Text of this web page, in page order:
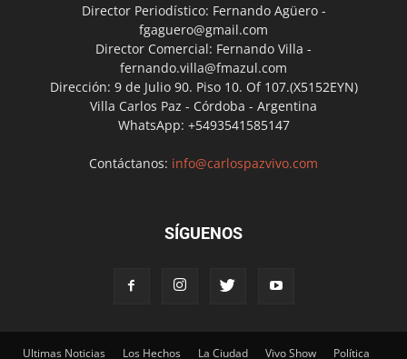
Director Periodístico: Fernando Agüero -
fgaguero@gmail.com
Director Comercial: Fernando Villa -
fernando.villa@fmazul.com
Dirección: 9 de Julio 90. Piso 10. Of 107.(X5152EYN)
Villa Carlos Paz - Córdoba - Argentina
WhatsApp: +5493541585147
Contáctanos: info@carlospazvivo.com
SÍGUENOS
Ultimas Noticias Los Hechos La Ciudad Vivo Show Política